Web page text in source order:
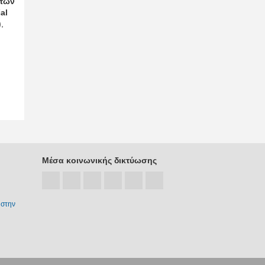
Μέσα κοινωνικής δικτύωσης